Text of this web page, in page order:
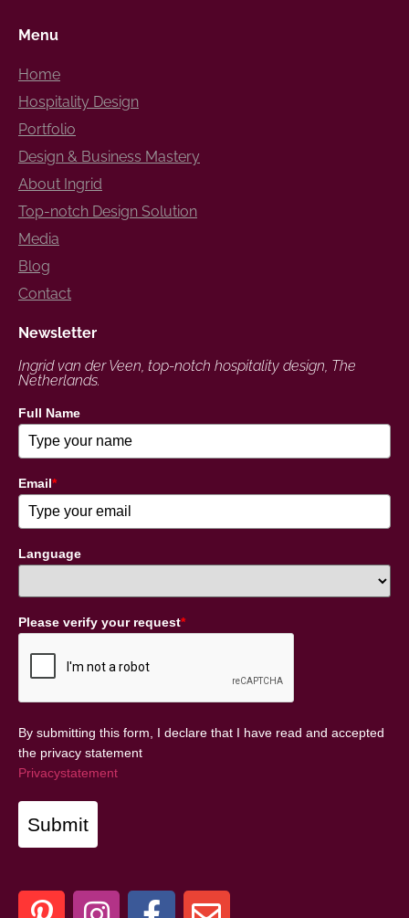
Newsletter
Ingrid van der Veen, top-notch hospitality design, The
Netherlands.
Full Name
Email*
Language
Please verify your request*
By submitting this form, I declare that I have read and accepted
the privacy statement
Privacystatement
Submit
Menu
Home
Hospitality Design
Portfolio
Design & Business Mastery
About Ingrid
Top-notch Design Solution
Media
Blog
Contact